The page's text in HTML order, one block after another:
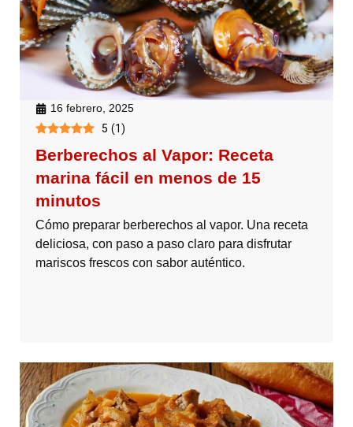
16 febrero, 2025
5 (1)
Berberechos al Vapor: Receta
marina fácil en menos de 15
minutos
Cómo preparar berberechos al vapor. Una receta
deliciosa, con paso a paso claro para disfrutar
mariscos frescos con sabor auténtico.